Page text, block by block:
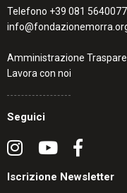
Telefono +39 081 5640077
Amministrazione
Lavora con noi
Seguici
Iscrizione Newsletter